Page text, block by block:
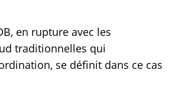
en rupture avec les
traditionnelles qui
se définit dans ce cas